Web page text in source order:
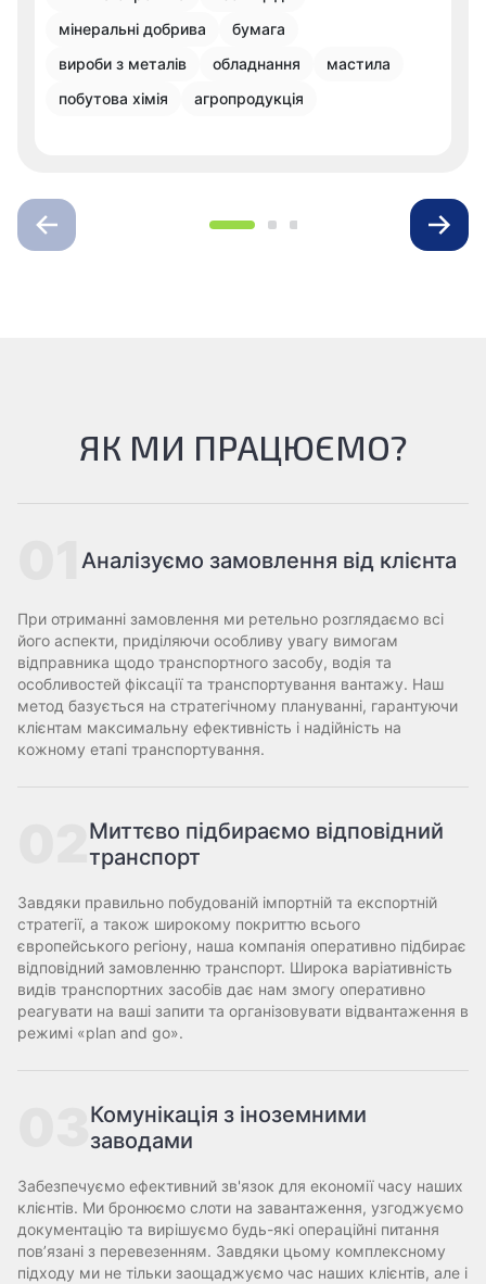
мінеральні добрива
бумага
вироби з металів
обладнання
мастила
побутова хімія
агропродукція
ЯК МИ ПРАЦЮЄМО?
Аналізуємо замовлення від клієнта
При отриманні замовлення ми ретельно розглядаємо всі
його аспекти, приділяючи особливу увагу вимогам
відправника щодо транспортного засобу, водія та
особливостей фіксації та транспортування вантажу. Наш
метод базується на стратегічному плануванні, гарантуючи
клієнтам максимальну ефективність і надійність на
кожному етапі транспортування.
Миттєво підбираємо відповідний
транспорт
Завдяки правильно побудованій імпортній та експортній
стратегії, а також широкому покриттю всього
європейського регіону, наша компанія оперативно підбирає
відповідний замовленню транспорт. Широка варіативність
видів транспортних засобів дає нам змогу оперативно
реагувати на ваші запити та організовувати відвантаження в
режимі «plan and go».
Комунікація з іноземними
заводами
Забезпечуємо ефективний зв'язок для економії часу наших
клієнтів. Ми бронюємо слоти на завантаження, узгоджуємо
документацію та вирішуємо будь-які операційні питання
пов’язані з перевезенням. Завдяки цьому комплексному
підходу ми не тільки заощаджуємо час наших клієнтів, але і